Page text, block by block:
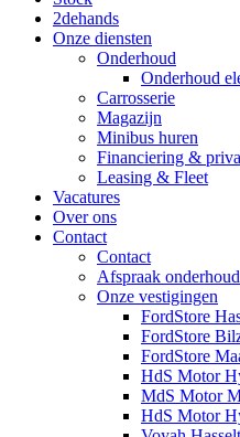
2dehands
Onze diensten
Onderhoud
Onderhoud
Carrosserie
Magazijn
Minibus huren
Financiering &
Leasing & Fleet
Vacatures
Over ons
Contact
Contact
Afspraak
Onze vestigingen
FordStore
FordStore
FordStore
HdS Motor
MdS Motor
HdS Motor